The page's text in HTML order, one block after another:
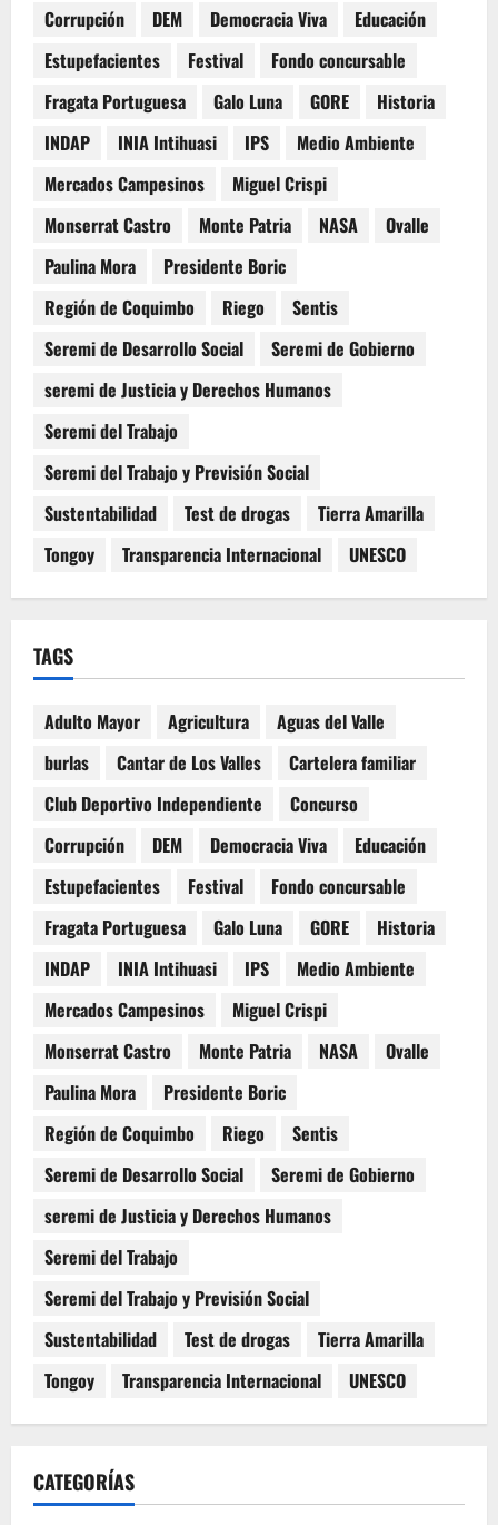
Corrupción DEM Democracia Viva
Educación
Estupefacientes
Festival
Fondo concursable
Fragata Portuguesa
Galo Luna GORE
Historia
INDAP
INIA Intihuasi IPS
Medio Ambiente
Mercados Campesinos
Miguel Crispi
Monserrat Castro
Monte Patria NASA
Ovalle
Paulina Mora
Presidente Boric
Región de Coquimbo
Riego
Sentis
Seremi de Desarrollo Social
Seremi de Gobierno
seremi de Justicia y Derechos Humanos
Seremi del Trabajo
Seremi del Trabajo y Previsión Social
Sustentabilidad
Test de drogas
Tierra Amarilla
Tongoy
Transparencia Internacional UNESCO
TAGS
Adulto Mayor Agricultura
Aguas del Valle
burlas
Cantar de Los Valles
Cartelera familiar
Club Deportivo Independiente
Concurso
Corrupción
DEM Democracia Viva
Educación
Estupefacientes
Festival
Fondo concursable
Fragata Portuguesa
Galo Luna GORE
Historia
INDAP
INIA Intihuasi IPS
Medio Ambiente
Mercados Campesinos
Miguel Crispi
Monserrat Castro
Monte Patria NASA
Ovalle
Paulina Mora
Presidente Boric
Región de Coquimbo
Riego
Sentis
Seremi de Desarrollo Social
Seremi de Gobierno
seremi de Justicia y Derechos Humanos
Seremi del Trabajo
Seremi del Trabajo y Previsión Social
Sustentabilidad
Test de drogas
Tierra Amarilla
Tongoy
Transparencia Internacional UNESCO
CATEGORÍAS